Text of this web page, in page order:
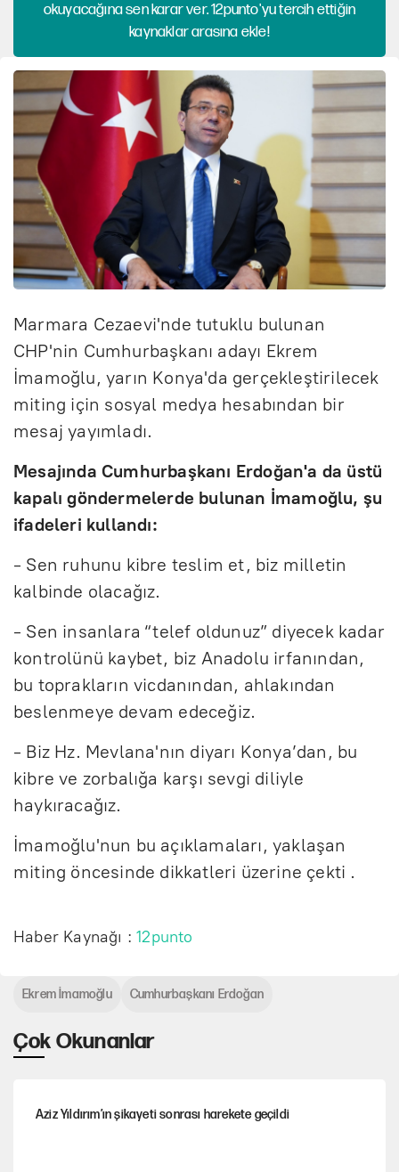
okuyacağına sen karar ver. 12punto'yu tercih ettiğin
kaynaklar arasına ekle!
Marmara Cezaevi'nde tutuklu bulunan
CHP'nin Cumhurbaşkanı adayı Ekrem
İmamoğlu, yarın Konya'da gerçekleştirilecek
miting için sosyal medya hesabından bir
mesaj yayımladı.
Mesajında Cumhurbaşkanı Erdoğan'a da üstü
kapalı göndermelerde bulunan İmamoğlu, şu
ifadeleri kullandı:
- Sen ruhunu kibre teslim et, biz milletin
kalbinde olacağız.
- Sen insanlara “telef oldunuz” diyecek kadar
kontrolünü kaybet, biz Anadolu irfanından,
bu toprakların vicdanından, ahlakından
beslenmeye devam edeceğiz.
- Biz Hz. Mevlana'nın diyarı Konya’dan, bu
kibre ve zorbalığa karşı sevgi diliyle
haykıracağız.
İmamoğlu'nun bu açıklamaları, yaklaşan
miting öncesinde dikkatleri üzerine çekti .
Haber Kaynağı :12punto
Çok Okunanlar
Aziz Yıldırım’ın şikayeti sonrası harekete geçildi
Ekrem İmamoğlu Cumhurbaşkanı Erdoğan